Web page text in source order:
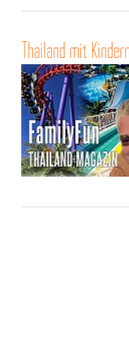
Thailand mit Kindern